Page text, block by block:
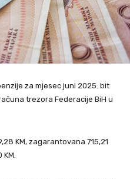
za mjesec juni 2025. bit
trezora Federacije BiH u
KM, zagarantovana 715,21
KM.